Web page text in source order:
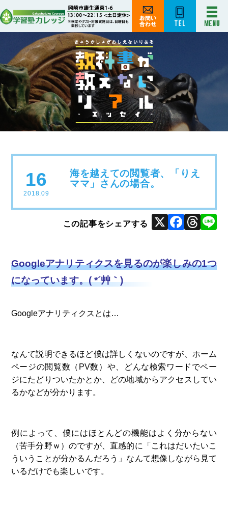
16
2018.09
海を越えての閲覧者、「りえ
ママ」さんの場合。
X
Googleアナリティクスを見るのが楽しみの1つ
になっています。( *´艸｀)
Googleアナリティクスとは…
なんて説明できるほど僕は詳しくないのですが、ホーム
ページの閲覧数（PV数）や、どんな検索ワードでペー
ジにたどりついたかとか、どの地域からアクセスしてい
るかなどが分かります。
例によって、僕にはほとんどの機能はよく分からない
（苦手分野ｗ）のですが、直感的に「これはだいたいこ
ういうことが分かるんだろう」なんて想像しながら見て
いるだけでも楽しいです。